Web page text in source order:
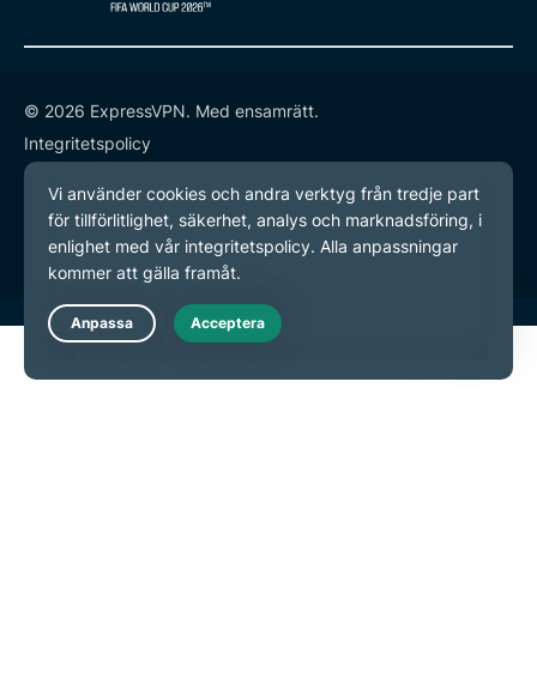
© 2026 ExpressVPN. Med ensamrätt.
Integritetspolicy
Användarvillkor
Inställningar för cookies